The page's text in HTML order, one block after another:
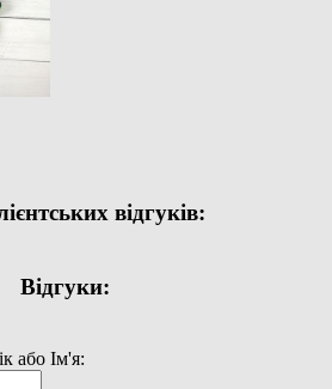
відгуків:
Відгуки:
або Ім'я: